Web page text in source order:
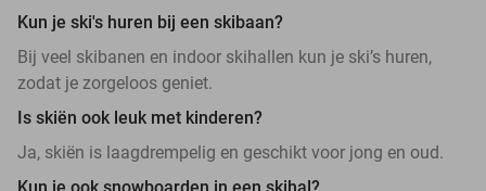
Kun je ski's huren bij een skibaan?
Bij veel skibanen en indoor skihallen kun je ski’s huren,
zodat je zorgeloos geniet.
Is skiën ook leuk met kinderen?
Ja, skiën is laagdrempelig en geschikt voor jong en oud.